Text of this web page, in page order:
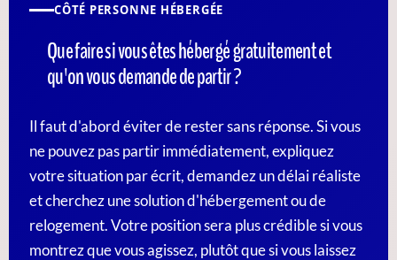
CÔTÉ PERSONNE HÉBERGÉE
Que faire si vous êtes hébergé gratuitement et
qu'on vous demande de partir ?
Il faut d'abord éviter de rester sans réponse. Si vous
ne pouvez pas partir immédiatement, expliquez
votre situation par écrit, demandez un délai réaliste
et cherchez une solution d'hébergement ou de
relogement. Votre position sera plus crédible si vous
montrez que vous agissez, plutôt que si vous laissez